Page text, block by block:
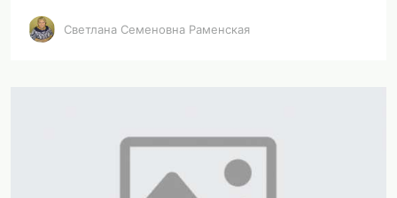
Светлана Семеновна Раменская